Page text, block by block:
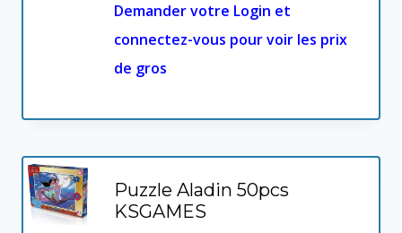
Demander votre Login et
connectez-vous pour voir les prix
de gros
Puzzle Aladin 50pcs
KSGAMES